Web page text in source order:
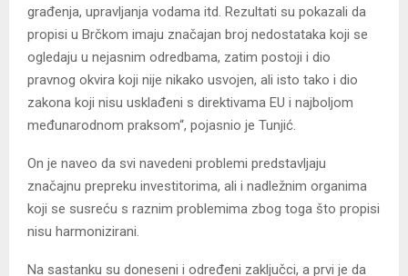
građenja, upravljanja vodama itd. Rezultati su pokazali da
propisi u Brčkom imaju značajan broj nedostataka koji se
ogledaju u nejasnim odredbama, zatim postoji i dio
pravnog okvira koji nije nikako usvojen, ali isto tako i dio
zakona koji nisu usklađeni s direktivama EU i najboljom
međunarodnom praksom“, pojasnio je Tunjić.
On je naveo da svi navedeni problemi predstavljaju
značajnu prepreku investitorima, ali i nadležnim organima
koji se susreću s raznim problemima zbog toga što propisi
nisu harmonizirani.
Na sastanku su doneseni i određeni zaključci, a prvi je da